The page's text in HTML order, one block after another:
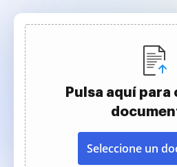
Pulsa aquí para
Seleccione un